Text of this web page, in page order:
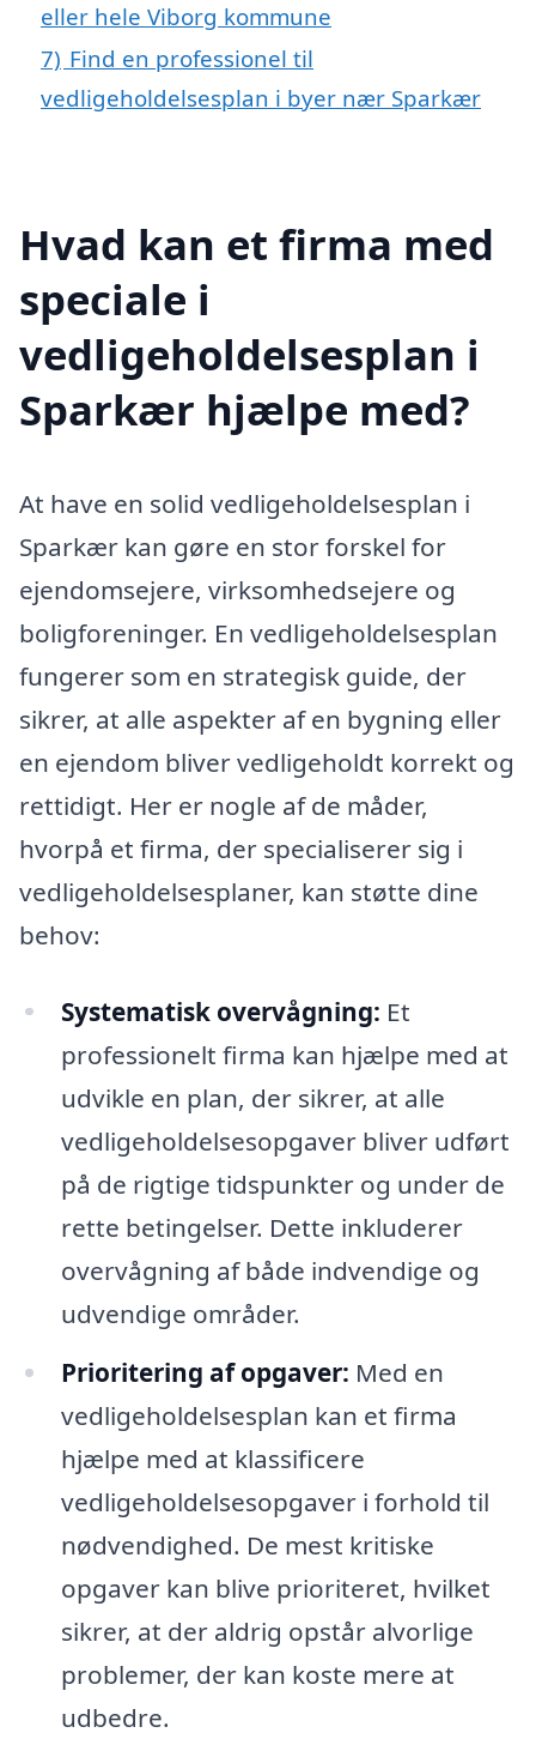
eller hele Viborg kommune
7) Find en professionel til
vedligeholdelsesplan i byer nær Sparkær
Hvad kan et firma med
speciale i
vedligeholdelsesplan i
Sparkær hjælpe med?
At have en solid vedligeholdelsesplan i
Sparkær kan gøre en stor forskel for
ejendomsejere, virksomhedsejere og
boligforeninger. En vedligeholdelsesplan
fungerer som en strategisk guide, der
sikrer, at alle aspekter af en bygning eller
en ejendom bliver vedligeholdt korrekt og
rettidigt. Her er nogle af de måder,
hvorpå et firma, der specialiserer sig i
vedligeholdelsesplaner, kan støtte dine
behov:
Systematisk overvågning: Et
professionelt firma kan hjælpe med at
udvikle en plan, der sikrer, at alle
vedligeholdelsesopgaver bliver udført
på de rigtige tidspunkter og under de
rette betingelser. Dette inkluderer
overvågning af både indvendige og
udvendige områder.
Prioritering af opgaver: Med en
vedligeholdelsesplan kan et firma
hjælpe med at klassificere
vedligeholdelsesopgaver i forhold til
nødvendighed. De mest kritiske
opgaver kan blive prioriteret, hvilket
sikrer, at der aldrig opstår alvorlige
problemer, der kan koste mere at
udbedre.